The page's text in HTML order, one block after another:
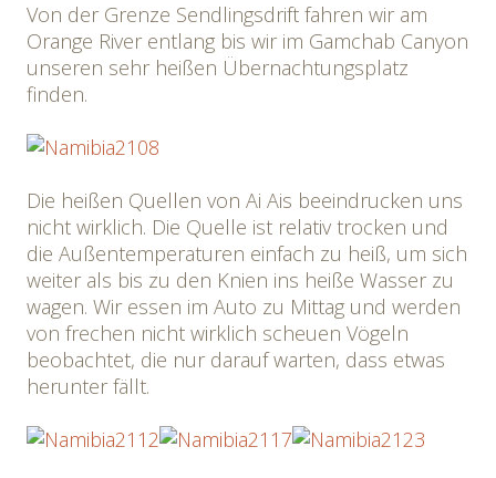
Von der Grenze Sendlingsdrift fahren wir am
Orange River entlang bis wir im Gamchab Canyon
unseren sehr heißen Übernachtungsplatz
finden.
Die heißen Quellen von Ai Ais beeindrucken uns
nicht wirklich. Die Quelle ist relativ trocken und
die Außentemperaturen einfach zu heiß, um sich
weiter als bis zu den Knien ins heiße Wasser zu
wagen. Wir essen im Auto zu Mittag und werden
von frechen nicht wirklich scheuen Vögeln
beobachtet, die nur darauf warten, dass etwas
herunter fällt.